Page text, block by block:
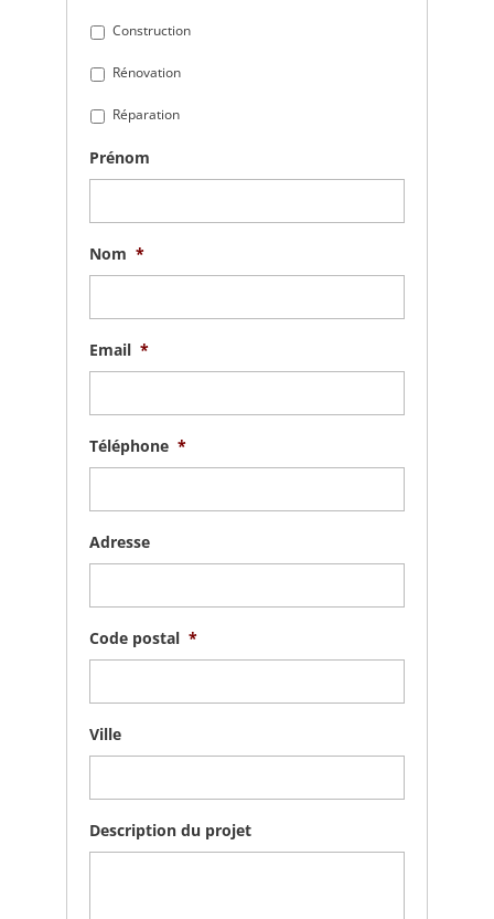
Construction
Rénovation
Réparation
Prénom
Nom *
Email *
Téléphone *
Adresse
Code postal *
Ville
Description du projet